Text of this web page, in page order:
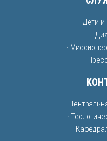
· Дети
·
·
·
·
·
·